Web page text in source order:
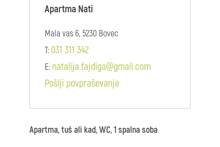
Apartma Nati
Mala vas 6, 5230 Bovec
T: 031 311 342
E: natalija.fajdiga@gmail.com
Pošlji povpraševanje
Apartma, tuš ali kad, WC, 1 spalna soba